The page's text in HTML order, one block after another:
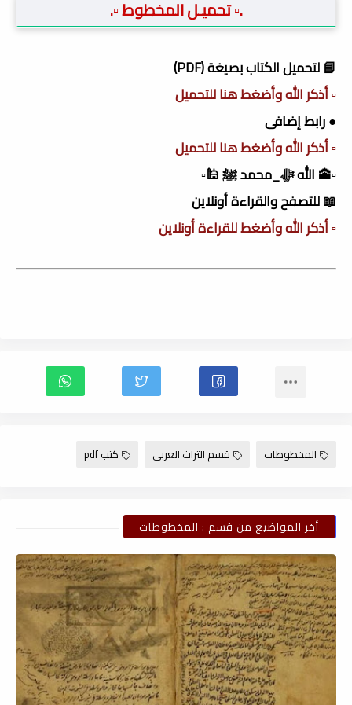
.▫️ تحميـل المخطوط▫️.
📘 لتحميل الكتاب بصيغة (PDF)
▫️ أذكر الله وأضغط هنا للتحميل
● رابط إضافى
▫️ أذكر الله وأضغط هنا للتحميل
▫️🕋 الله ﷻ_محمد ﷺ 🕌▫️
📖 للتصفح والقراءة أونلاين
▫️ أذكر الله وأضغط للقراءة أونلاين
المخطوطات قسم التراث العربى كتب pdf
أخر المواضيع من قسم : المخطوطات